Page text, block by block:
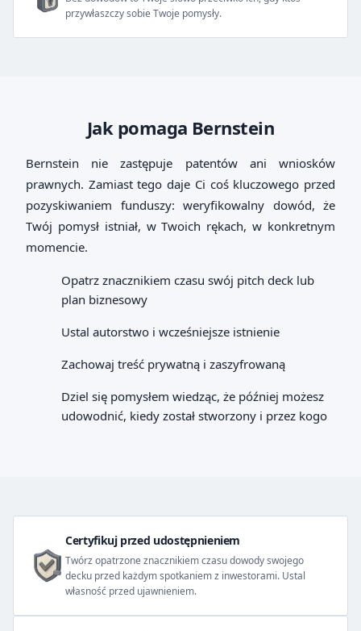
przywłaszczy sobie Twoje pomysły.
Jak pomaga Bernstein
Bernstein nie zastępuje patentów ani wniosków
prawnych. Zamiast tego daje Ci coś kluczowego przed
pozyskiwaniem funduszy: weryfikowalny dowód, że
Twój pomysł istniał, w Twoich rękach, w konkretnym
momencie.
Opatrz znacznikiem czasu swój pitch deck lub
plan biznesowy
Ustal autorstwo i wcześniejsze istnienie
Zachowaj treść prywatną i zaszyfrowaną
Dziel się pomysłem wiedząc, że później możesz
udowodnić, kiedy został stworzony i przez kogo
Certyfikuj przed udostępnieniem
Twórz opatrzone znacznikiem czasu dowody swojego
decku przed każdym spotkaniem z inwestorami. Ustal
własność przed ujawnieniem.